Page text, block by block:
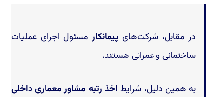
در مقابل، شرکت‌هایپیمانکارمسئول اجرای عملیات
ساختمانی و عمرانی هستند.
به همین دلیل، شرایط اخذ رتبه مشاور معماری داخلی